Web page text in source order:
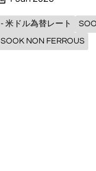
- 米ドル為替レート
SOOK NON FERROUS